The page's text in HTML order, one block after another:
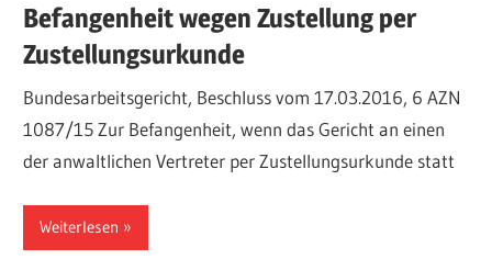
Befangenheit wegen Zustellung per
Zustellungsurkunde
Bundesarbeitsgericht, Beschluss vom 17.03.2016, 6 AZN
1087/15 Zur Befangenheit, wenn das Gericht an einen
der anwaltlichen Vertreter per Zustellungsurkunde statt
Weiterlesen